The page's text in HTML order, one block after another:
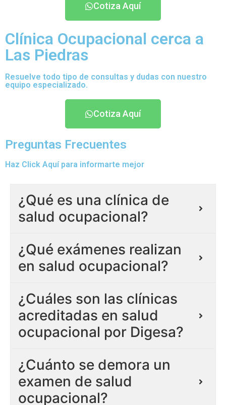
Cotiza Aquí
Clínica Ocupacional cerca a
Las Piedras
Resuelve todo tipo de consultas y dudas con nuestro
equipo especializado.
Cotiza Aquí
Preguntas Frecuentes
Haz Click Aquí para informarte mejor
¿Qué es una clínica de
salud ocupacional?
¿Qué exámenes realizan
en salud ocupacional?
¿Cuáles son las clínicas
acreditadas en salud
ocupacional por Digesa?
¿Cuánto se demora un
examen de salud
ocupacional?